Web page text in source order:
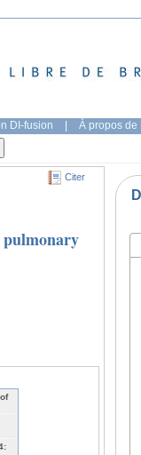
DI-fusion | À propos de
Citer
pulmonary